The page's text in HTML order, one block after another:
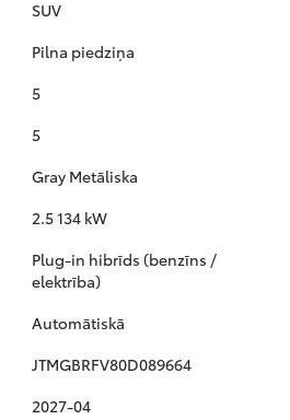
SUV
Pilna piedziņa
5
5
Gray Metāliska
2.5 134 kW
Plug-in hibrīds (benzīns /
elektrība)
Automātiskā
JTMGBRFV80D089664
2027-04